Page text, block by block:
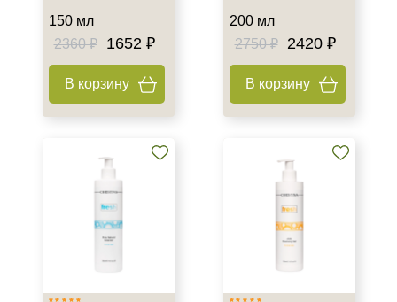
150 мл
2360 ₽
1652 ₽
В корзину
200 мл
2750 ₽
2420 ₽
В корзину